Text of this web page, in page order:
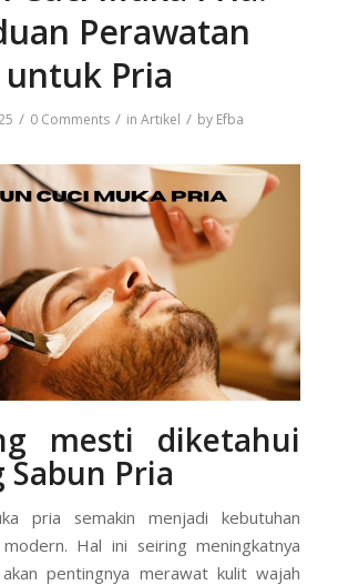
Perawatan
untuk Pria
/ 0 Comments / inArtikel / by Efba
mesti diketahui
Pria
pria semakin menjadi kebutuhan
Hal ini seiring meningkatnya
pentingnya merawat kulit wajah